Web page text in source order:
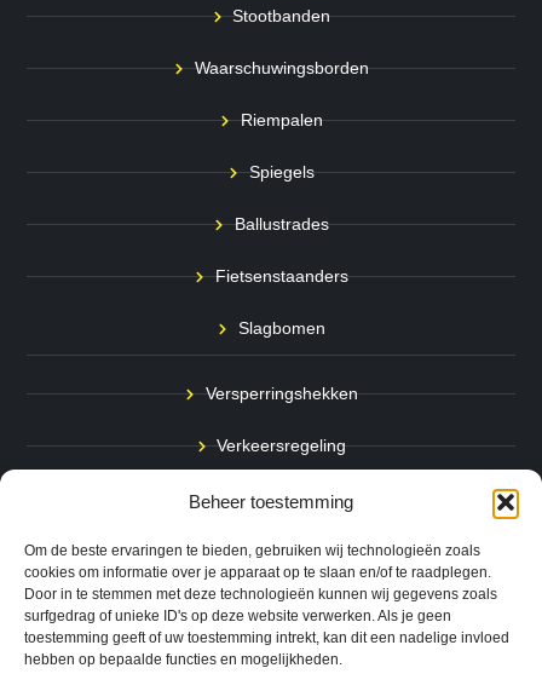
Beheer toestemming
Om de beste ervaringen te bieden, gebruiken wij technologieën zoals
cookies om informatie over je apparaat op te slaan en/of te raadplegen.
Door in te stemmen met deze technologieën kunnen wij gegevens zoals
surfgedrag of unieke ID's op deze website verwerken. Als je geen
toestemming geeft of uw toestemming intrekt, kan dit een nadelige invloed
hebben op bepaalde functies en mogelijkheden.
Stootbanden
Waarschuwingsborden
Riempalen
Spiegels
Ballustrades
Fietsenstaanders
Slagbomen
Versperringshekken
Verkeersregeling
Stadspalen
Afzetpalen
Bodemmarkering
Ram- & Aanrijbeveiliging